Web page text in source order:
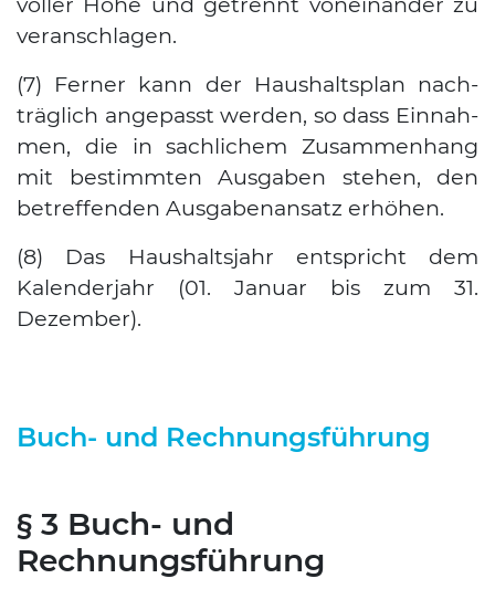
ver­an­schla­gen.
(7) Fer­ner kann der Haus­halts­plan nach­
träg­lich ange­passt wer­den, so dass Ein­nah­
men, die in sach­li­chem Zusam­men­hang
mit bestimm­ten Aus­ga­ben ste­hen, den
betref­fen­den Aus­ga­ben­an­satz erhö­hen.
(8) Das Haus­halts­jahr ent­spricht dem
Kalen­der­jahr (01. Janu­ar bis zum 31.
Dezem­ber).
Buch- und Rechnungsführung
§ 3 Buch- und
Rechnungsführung